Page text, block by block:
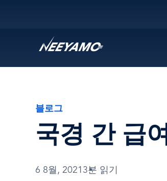
블로그
국경 간 급
6 8월, 2021 3분 읽기